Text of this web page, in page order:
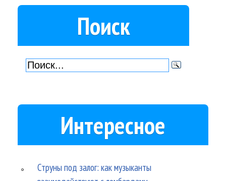
Поиск
Интересное
Струны под залог: как музыканты